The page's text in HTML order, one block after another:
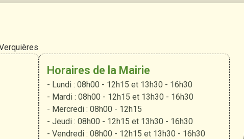
Horaires de la Mairie
- Lundi : 08h00 - 12h15 et 13h30 - 16h30
- Mardi : 08h00 - 12h15 et 13h30 - 16h30
- Mercredi : 08h00 - 12h15
- Jeudi : 08h00 - 12h15 et 13h30 - 16h30
- Vendredi : 08h00 - 12h15 et 13h30 - 16h30